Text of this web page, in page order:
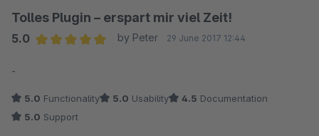
eine nicht zu unterschätzende Aufgabe. Daher haben
wir uns dazu entschlossen, auf ein Mietmodell zu
einmal. Viele Grüße aus Eisenach
Tolles Plugin – erspart mir viel Zeit!
5.0
by Peter 29 June 2017 12:44
-
5.0 Functionality 5.0 Usability 4.5 Documentation
5.0 Support